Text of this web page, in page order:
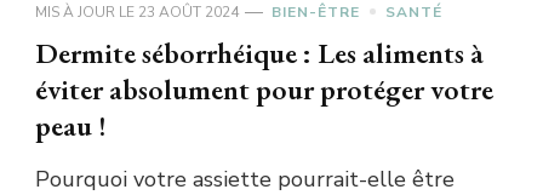
MIS À JOUR LE 23 AOÛT 2024 BIEN-ÊTRE SANTÉ
Dermite séborrhéique : Les aliments à
éviter absolument pour protéger votre
peau !
Pourquoi votre assiette pourrait-elle être